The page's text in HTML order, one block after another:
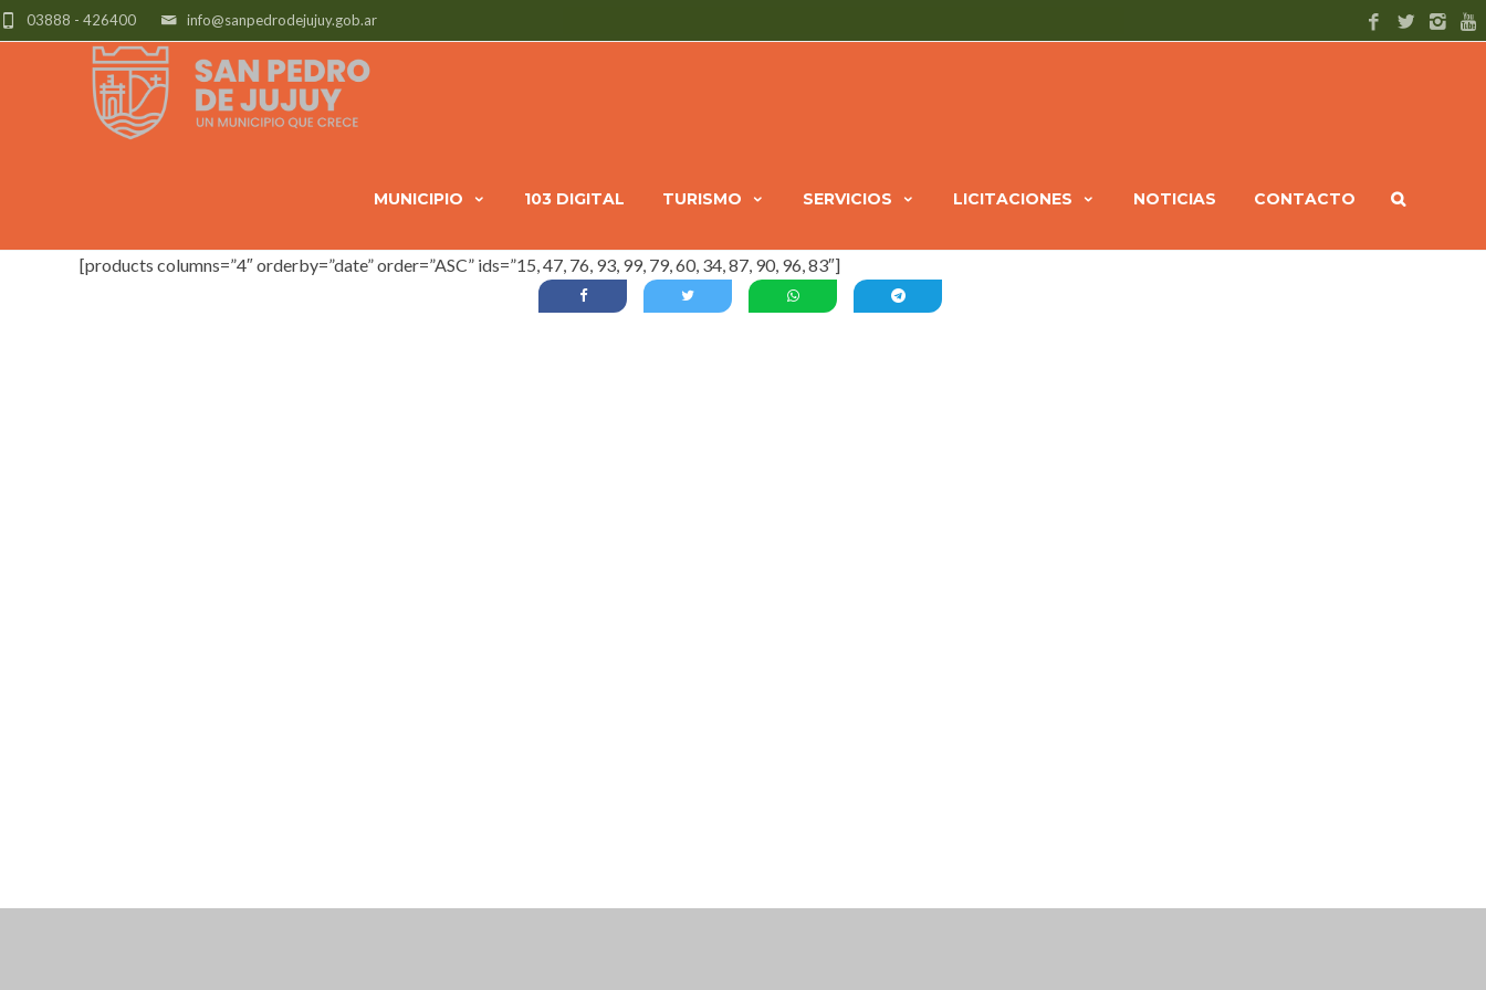
info@sanpedrodejujuy.gob.ar
03888 - 426400
MUNICIPIO 103 DIGITAL TURISMO SERVICIOS LICITACIONES NOTICIAS CONTACTO
[products columns=”4″ orderby=”date” order=”ASC” ids=”15, 47, 76, 93, 99, 79, 60, 34, 87, 90, 96, 83″]